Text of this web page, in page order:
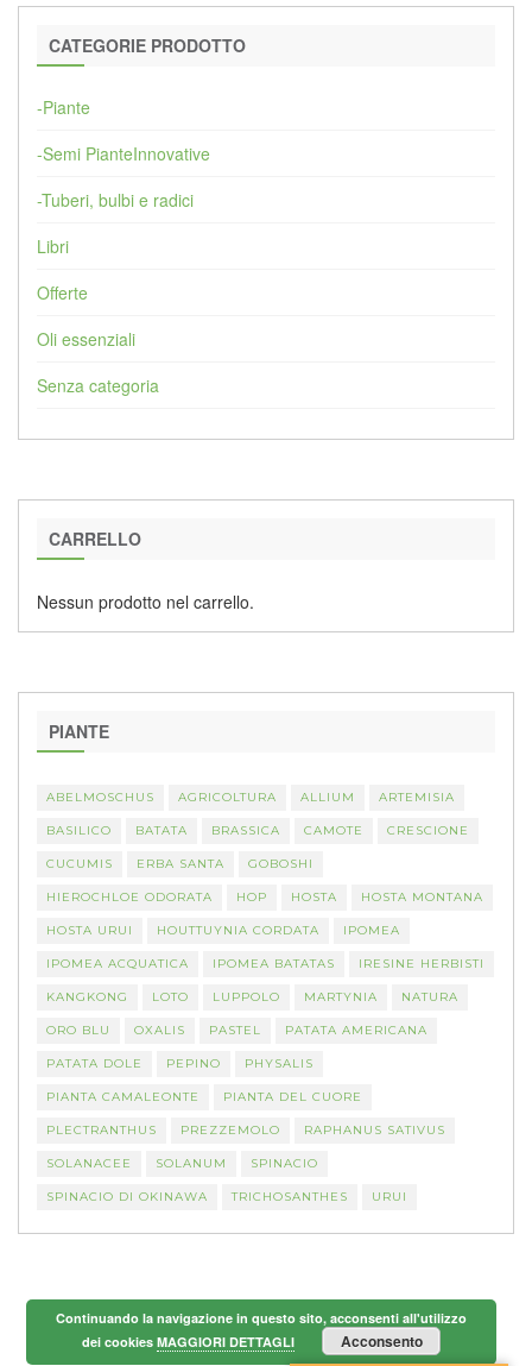
CATEGORIE PRODOTTO
-Piante
-Semi PianteInnovative
-Tuberi, bulbi e radici
Libri
Offerte
Oli essenziali
Senza categoria
CARRELLO
Nessun prodotto nel carrello.
PIANTE
ABELMOSCHUS AGRICOLTURA ALLIUM ARTEMISIA
BASILICO BATATA BRASSICA CAMOTE CRESCIONE
CUCUMIS ERBA SANTA GOBOSHI
HIEROCHLOE ODORATA HOP HOSTA HOSTA MONTANA
HOSTA URUI HOUTTUYNIA CORDATA IPOMEA
IPOMEA ACQUATICA IPOMEA BATATAS IRESINE HERBISTI
KANGKONG LOTO LUPPOLO MARTYNIA NATURA
ORO BLU OXALIS PASTEL PATATA AMERICANA
PATATA DOLE PEPINO PHYSALIS
PIANTA CAMALEONTE PIANTA DEL CUORE
PLECTRANTHUS PREZZEMOLO RAPHANUS SATIVUS
SOLANACEE SOLANUM SPINACIO
SPINACIO DI OKINAWA TRICHOSANTHES URUI
Continuando la navigazione in questo sito, acconsenti all'utilizzo
dei cookiesMAGGIORI DETTAGLI Acconsento